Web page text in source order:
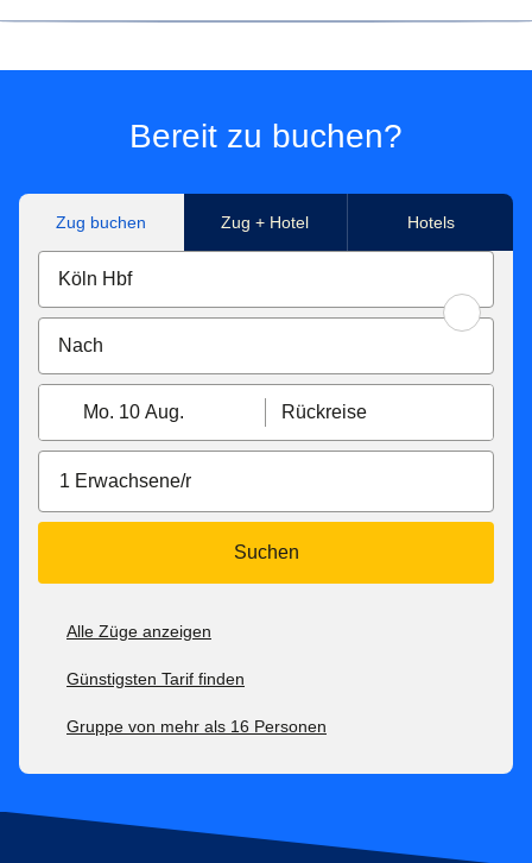
beim Club Eurostar Mitglied waren, wurden Ihre Konten
zusammengelegt. Wir haben Ihnen eine E-Mail mit
My Thalys World waren, müssen Sie Ihr Passwort ändern,
um Zugang zu Ihrem neuen Konto zu erhalten - wir haben
Bereit zu buchen?
Zug buchen Zug + Hotel Hotels
Mo. 10 Aug. Rückreise
1 Erwachsene/r
Suchen
Alle Züge anzeigen
Günstigsten Tarif finden
Gruppe von mehr als 16 Personen